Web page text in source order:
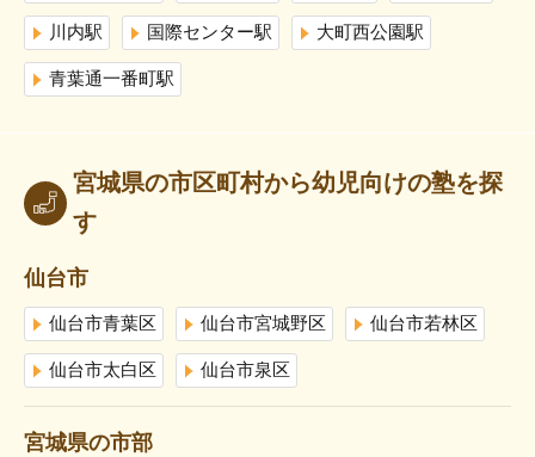
川内駅 国際センター駅 大町西公園駅
青葉通一番町駅
宮城県の市区町村から幼児向けの塾を探
す
仙台市
仙台市青葉区 仙台市宮城野区 仙台市若林区
仙台市太白区 仙台市泉区
宮城県の市部